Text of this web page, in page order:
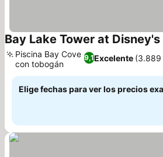
Bay Lake Tower at
9,1Excelente (3.889
Piscina Bay Cove
con tobogán
Elige fechas para ver los precios